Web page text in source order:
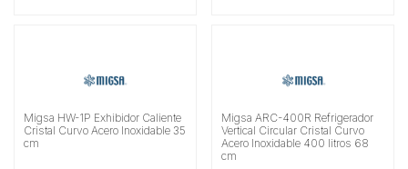
Migsa HW-1P Exhibidor Caliente
Cristal Curvo Acero Inoxidable 35
cm
Migsa ARC-400R Refrigerador
Vertical Circular Cristal Curvo
Acero Inoxidable 400 litros 68
cm